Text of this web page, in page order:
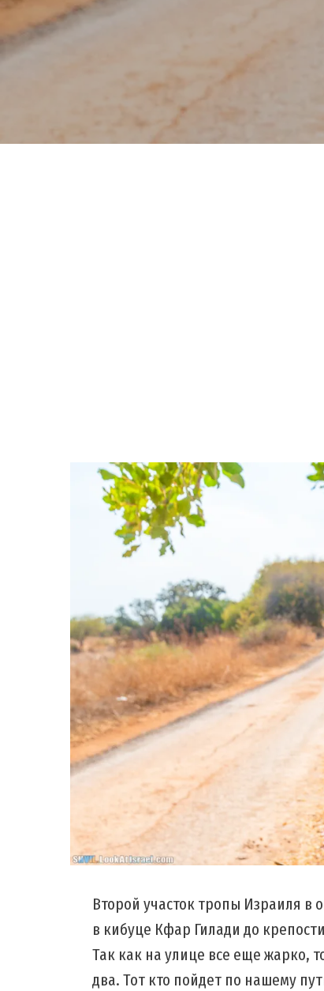
Второй участок тропы Израиля
в кибуце Кфар Гилади до
Так как на улице все еще жарко,
два. Тот кто пойдет по нашему